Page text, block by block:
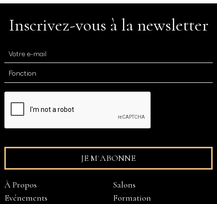
Inscrivez-vous à la newsletter
À Propos
Evénements
Salons
Formation